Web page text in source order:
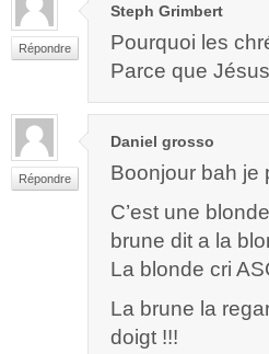
Répondre
Steph Grimbert
Pourquoi les
Parce que
Répondre
Daniel grosso
Boonjour bah
C’est une
brune dit a la
La blonde cri
La brune la
doigt !!!